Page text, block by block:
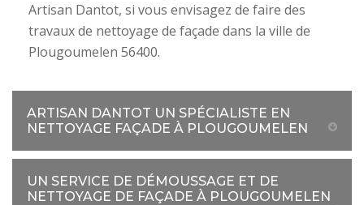
Artisan Dantot, si vous envisagez de faire des
travaux de nettoyage de façade dans la ville de
Plougoumelen 56400.
ARTISAN DANTOT UN SPÉCIALISTE EN
NETTOYAGE FAÇADE À PLOUGOUMELEN
UN SERVICE DE DÉMOUSSAGE ET DE
NETTOYAGE DE FAÇADE À PLOUGOUMELEN